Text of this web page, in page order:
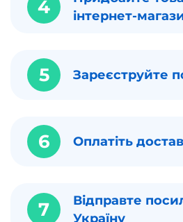
4
інтернет-
5 Зареєструйте
6 Оплатіть
7
Відправте
Україну